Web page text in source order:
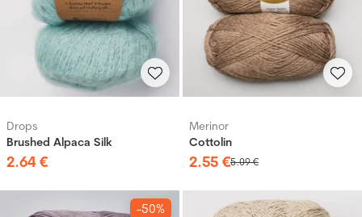
Drops
Brushed Alpaca Silk
2.64 €
Merinor
Cottolin
2.55 €5.09€
-50%